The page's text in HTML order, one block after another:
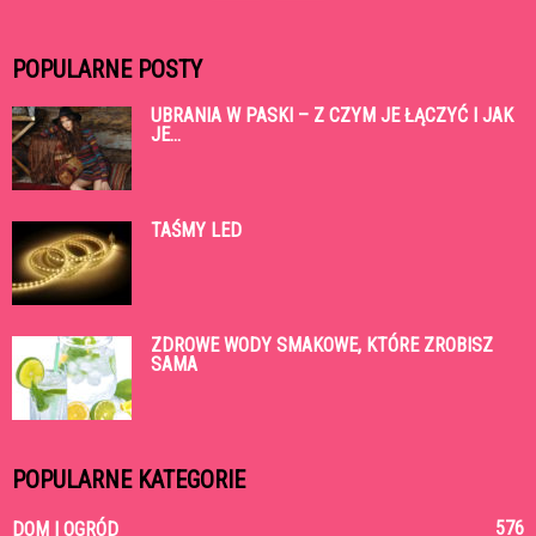
POPULARNE POSTY
UBRANIA W PASKI – Z CZYM JE ŁĄCZYĆ I JAK
JE...
TAŚMY LED
ZDROWE WODY SMAKOWE, KTÓRE ZROBISZ
SAMA
POPULARNE KATEGORIE
DOM I OGRÓD 576